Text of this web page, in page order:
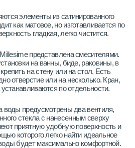
элементы из сатинированного
как матовое, но изготавливается по
гладкая, легко чистится.
представлена смесителями.
на ванны, биде, раковины, в
на стену или на стол. Есть
отверстие или на несколько. Кран,
по отдельности.
воды предусмотрены два вентиля,
стекла с нанесенным сверху
приятную удобную поверхность и
которого легко найти идеальное
будет максимально комфортной.